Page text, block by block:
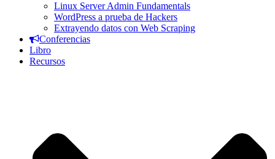
Linux Server Admin Fundamentals
WordPress a prueba de Hackers
Extrayendo datos con Web Scraping
Conferencias
Libro
Recursos